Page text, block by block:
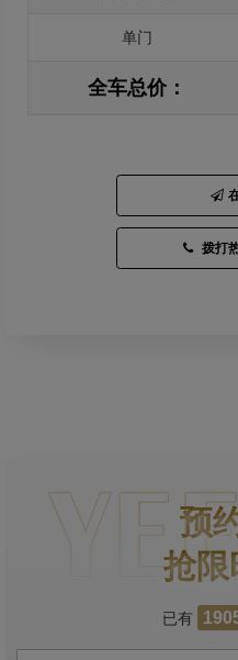
单门
全车总价：
拨打
预
抢
已有